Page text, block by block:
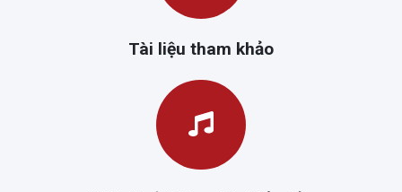
Tài liệu tham khảo